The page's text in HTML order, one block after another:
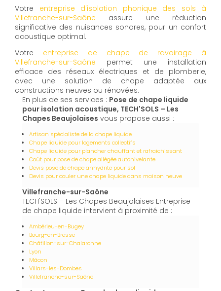
Votre entreprise d'isolation phonique des sols à
Villefranche-sur-Saône assure une réduction
significative des nuisances sonores, pour un confort
acoustique optimal.
Votre entreprise de chape de ravoirage à
Villefranche-sur-Saône permet une installation
efficace des réseaux électriques et de plomberie,
avec une solution de chape adaptée aux
constructions neuves ou rénovées.
En plus de ses services : Pose de chape liquide
pour isolation acoustique, TECH'SOLS – Les
Chapes Beaujolaises vous propose aussi :
Artisan spécialiste de la chape liquide
Chape liquide pour logements collectifs
Chape liquide pour plancher chauffant et rafraichissant
Coût pour pose de chape allégée autonivelante
Devis pose de chape anhydrite pour sol
Devis pour couler une chape liquide dans maison neuve
Villefranche-sur-Saône
TECH'SOLS – Les Chapes Beaujolaises Entreprise
de chape liquide intervient à proximité de :
Ambérieu-en-Bugey
Bourg-en-Bresse
Châtillon-sur-Chalaronne
Lyon
Mâcon
Villars-les-Dombes
Villefranche-sur-Saône